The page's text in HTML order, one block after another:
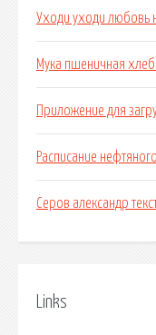
Уходи уходи любовь
Мука пшеничная
Приложение для
Расписание
Серов александр
Links